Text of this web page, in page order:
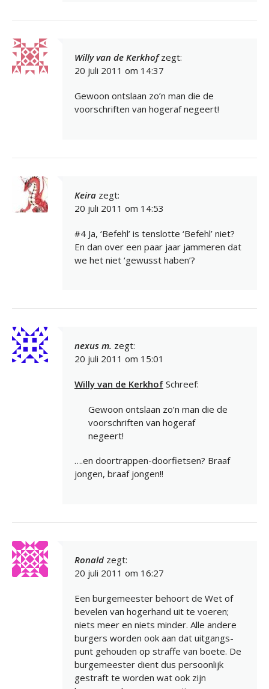
Willy van de Kerkhof zegt:
20 juli 2011 om 14:37
Gewoon ontslaan zo’n man die de
voorschriften van hogeraf negeert!
Keira zegt:
20 juli 2011 om 14:53
#4 Ja, ‘Befehl’ is tenslotte ‘Befehl’ niet?
En dan over een paar jaar jammeren dat
we het niet ‘gewusst haben’?
nexus m. zegt:
20 juli 2011 om 15:01
Willy van de Kerkhof Schreef:
Gewoon ontslaan zo’n man die de
voorschriften van hogeraf
negeert!
….en doortrappen-doorfietsen? Braaf
jongen, braaf jongen!!
Ronald zegt:
20 juli 2011 om 16:27
Een burgemeester behoort de Wet of
bevelen van hogerhand uit te voeren;
niets meer en niets minder. Alle andere
burgers worden ook aan dat uitgangs-
punt gehouden op straffe van boete. De
burgemeester dient dus persoonlijk
gestraft te worden wat ook zijn